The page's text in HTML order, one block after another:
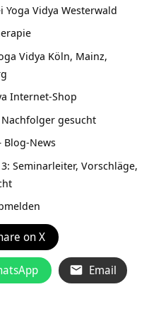
Vidya Westerwald
Vidya Köln, Mainz,
Internet-Shop
gesucht
Blog-News
Seminarleiter, Vorschläge,
on X
Email